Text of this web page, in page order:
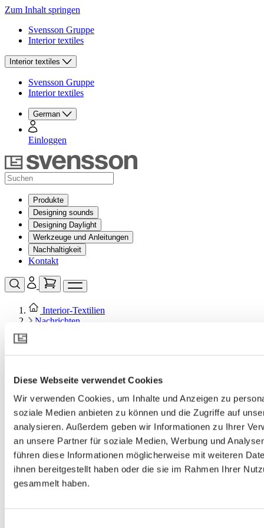
Diese Webseite verwendet Cookies
Wir verwenden Cookies, um Inhalte und Anzeigen zu
soziale Medien anbieten zu können und die Zugriffe auf
analysieren. Außerdem geben wir Informationen zu Ihrer
an unsere Partner für soziale Medien, Werbung und
führen diese Informationen möglicherweise mit weiteren
ihnen bereitgestellt haben oder die sie im Rahmen Ihrer
gesammelt haben.
Zum Inhalt springen
Svensson Gruppe
Interior textiles
Interior textiles
Svensson Gruppe
Interior textiles
German
Einloggen
Produkte
Designing sounds
Designing Daylight
Werkzeuge und Anleitungen
Nachhaltigkeit
Kontakt
Interior‑Textilien
Nachrichten
Nachrichten und Veranstaltungen
Show all